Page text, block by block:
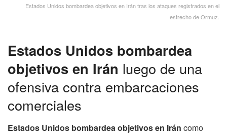
Estados Unidos bombardea objetivos en Irán tras los ataques registrados en el
estrecho de Ormuz.
Estados Unidos bombardea
objetivos en Irán luego de una
ofensiva contra embarcaciones
comerciales
Estados Unidos bombardea objetivos en Irán como